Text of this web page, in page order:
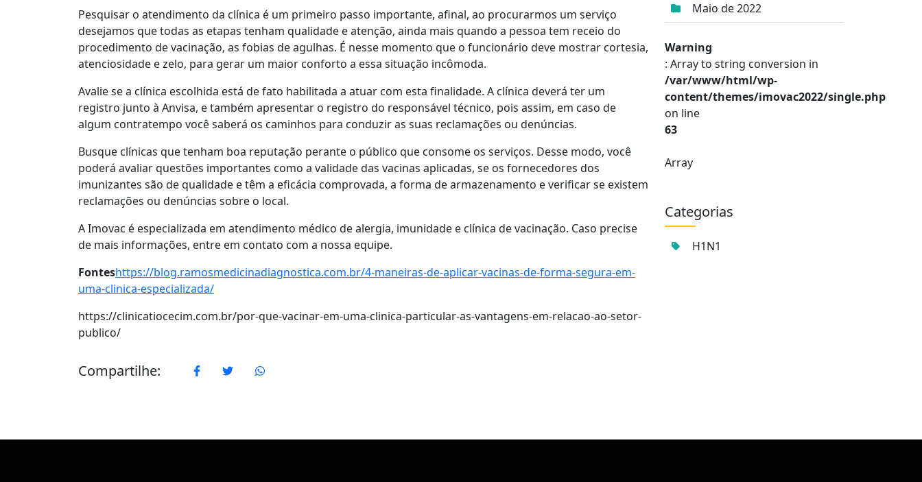
Pesquisar o atendimento da clínica é um primeiro passo importante, afinal, ao procurarmos um serviço
desejamos que todas as etapas tenham qualidade e atenção, ainda mais quando a pessoa tem receio do
procedimento de vacinação, as fobias de agulhas. É nesse momento que o funcionário deve mostrar cortesia,
atenciosidade e zelo, para gerar um maior conforto a essa situação incômoda.
Avalie se a clínica escolhida está de fato habilitada a atuar com esta finalidade. A clínica deverá ter um
registro junto à Anvisa, e também apresentar o registro do responsável técnico, pois assim, em caso de
algum contratempo você saberá os caminhos para conduzir as suas reclamações ou denúncias.
Busque clínicas que tenham boa reputação perante o público que consome os serviços. Desse modo, você
poderá avaliar questões importantes como a validade das vacinas aplicadas, se os fornecedores dos
imunizantes são de qualidade e têm a eficácia comprovada, a forma de armazenamento e verificar se existem
reclamações ou denúncias sobre o local.
A Imovac é especializada em atendimento médico de alergia, imunidade e clínica de vacinação. Caso precise
de mais informações, entre em contato com a nossa equipe.
Fonteshttps://blog.ramosmedicinadiagnostica.com.br/4-maneiras-de-aplicar-vacinas-de-forma-segura-em-
uma-clinica-especializada/
https://clinicatiocecim.com.br/por-que-vacinar-em-uma-clinica-particular-as-vantagens-em-relacao-ao-setor-
publico/
Compartilhe: FacebookTwitterWhatsApp
Maio de 2022
Warning
: Array to string conversion in
/var/www/html/wp-
content/themes/imovac2022/single.php
on line
63
Array
Categorias
H1N1